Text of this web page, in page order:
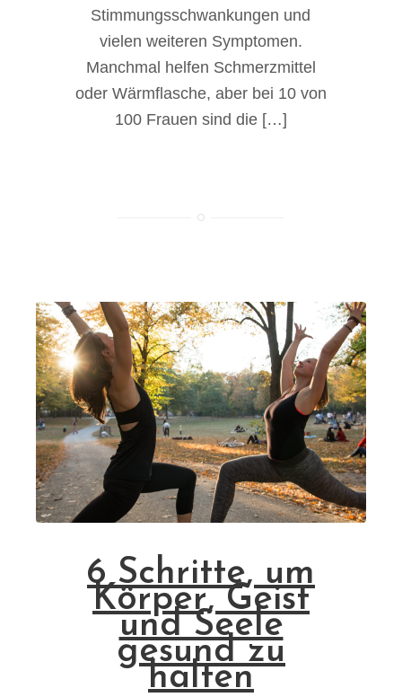
Stimmungsschwankungen und
vielen weiteren Symptomen.
Manchmal helfen Schmerzmittel
oder Wärmflasche, aber bei 10 von
100 Frauen sind die […]
6 Schritte, um
Körper, Geist
und Seele
gesund zu
halten